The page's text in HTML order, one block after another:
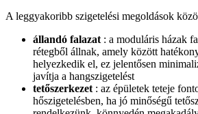
A leggyakoribb szigetelési megoldások
állandó falazat : a moduláris házak
rétegből állnak, amely között
helyezkedik el, ez jelentősen
javítja a hangszigetelést
tetőszerkezet : az épületek teteje
hőszigetelésben, ha jó minőségű